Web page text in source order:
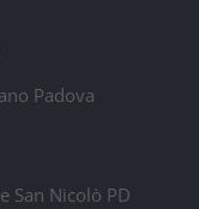
Padova
San Nicolò PD